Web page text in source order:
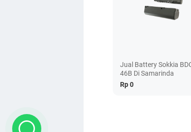
Jual Battery Sokkia
46B Di Samarinda
Rp 0